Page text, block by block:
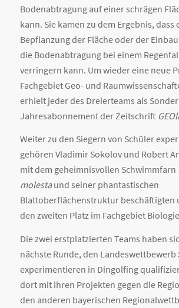
Bodenabtragung auf einer schrägen
kann. Sie kamen zu dem Ergebnis, dass
Bepflanzung der Fläche oder der
die Bodenabtragung bei einem
verringern kann. Um wieder eine neue
Fachgebiet Geo- und
erhielt jeder des Dreierteams als
Jahresabonnement der Zeitschrift
Weiter zu den Siegern von Schüler
gehören Vladimir Sokolov und Robert
mit dem geheimnisvollen Schwimmfarn
molestaund seiner phantastischen
Blattoberflächenstruktur beschäftigten
den zweiten Platz im Fachgebiet
Die zwei erstplatzierten Teams haben
nächste Runde, den Landeswettbewerb
experimentieren in Dingolfing
dort mit ihren Projekten gegen die
den anderen bayerischen